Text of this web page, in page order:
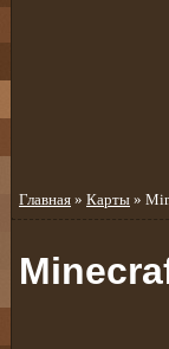
Главная » Карты »